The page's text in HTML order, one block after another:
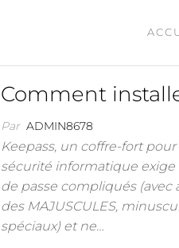
Comment
Par ADMIN8678
Keepass, un coffre-fort
sécurité informatique
de passe compliqués (avec
des MAJUSCULES,
spéciaux) et ne…